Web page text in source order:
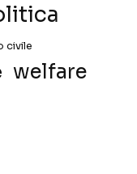
civile
welfare